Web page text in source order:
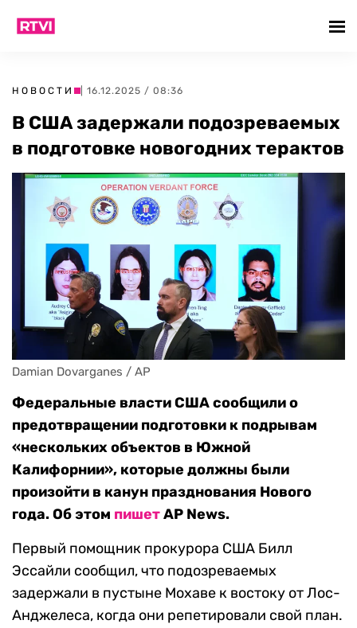
НОВОСТИ | 16.12.2025 / 08:36
В США задержали подозреваемых
в подготовке новогодних терактов
Damian Dovarganes / AP
Федеральные власти США сообщили о
предотвращении подготовки к подрывам
«нескольких объектов в Южной
Калифорнии», которые должны были
произойти в канун празднования Нового
года. Об этом пишетAP News.
Первый помощник прокурора США Билл
Эссайли сообщил, что подозреваемых
задержали в пустыне Мохаве к востоку от Лос-
Анджелеса, когда они репетировали свой план.